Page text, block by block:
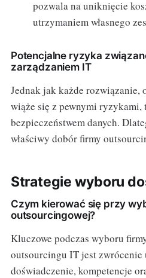
pozwala na uniknięcie
utrzymaniem własnego
Potencjalne ryzyka
zarządzaniem IT
Jednak jak każde
wiąże się z pewnymi
bezpieczeństwem danych.
właściwy dobór firmy
Strategie wyboru
Czym kierować się przy
outsourcingowej?
Kluczowe podczas wyboru
outsourcingu IT jest zwrócenie
doświadczenie, kompetencje